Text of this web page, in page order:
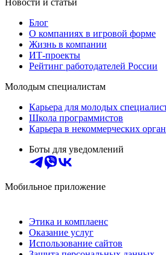
Новости и статьи
Блог
О компаниях в игровой форме
Жизнь в компании
ИТ-проекты
Рейтинг работодателей России
Молодым специалистам
Карьера для молодых
Школа программистов
Карьера в некоммерческих
Боты для уведомлений
Мобильное приложение
Этика и комплаенс
Оказание услуг
Использование сайтов